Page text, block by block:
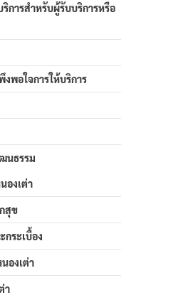
การสำหรับผู้รับบริการหรือ
พอใจการให้บริการ
นธรรม
องเต่า
สุข
ระเบื้อง
องเต่า
า